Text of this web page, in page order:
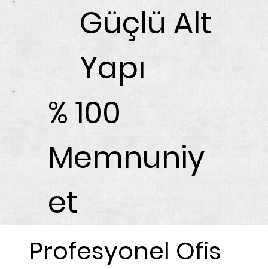
Güçlü Alt
Yapı
% 100
Memnuniy
et
Profesyonel Ofis